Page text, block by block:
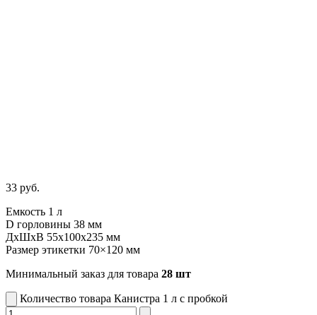
33 руб.
Емкость 1 л
D горловины 38 мм
ДхШхВ 55х100х235 мм
Размер этикетки 70×120 мм
Минимальный заказ для товара 28 шт
Количество товара Канистра 1 л с пробкой